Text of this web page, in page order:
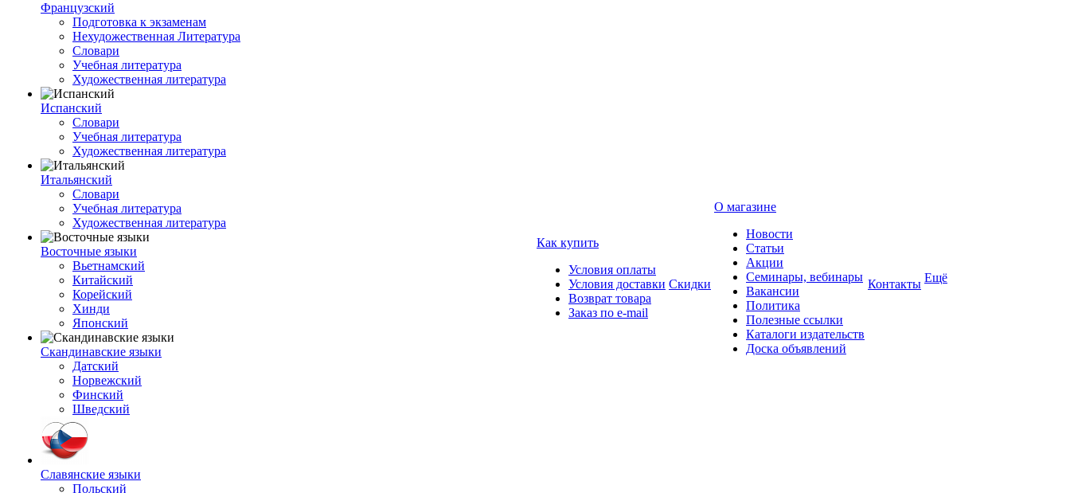
Французский
Подготовка к экзаменам
Нехудожественная Литература
Словари
Учебная литература
Художественная литература
Испанский
Словари
Учебная литература
Художественная литература
Итальянский
Словари
Учебная литература
Художественная литература
Восточные языки
Вьетнамский
Китайский
Корейский
Хинди
Японский
Скандинавские языки
Датский
Норвежский
Финский
Шведский
Славянские языки
Польский
Как купить
Условия оплаты
Условия доставки
Возврат товара
Заказ по e-mail
Скидки
О магазине
Новости
Статьи
Акции
Семинары, вебинары
Вакансии
Политика
Полезные ссылки
Каталоги издательств
Доска объявлений
Контакты Ещё